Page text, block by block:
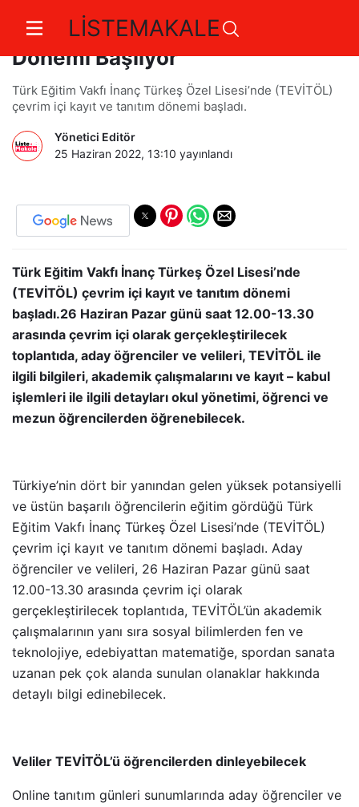
LİSTEMAKALE
TEVİTÖL’de Çevrim İçi Tanıtım
Dönemi Başlıyor
Türk Eğitim Vakfı İnanç Türkeş Özel Lisesi’nde (TEVİTÖL)
çevrim içi kayıt ve tanıtım dönemi başladı.
Yönetici Editör
25 Haziran 2022, 13:10 yayınlandı
Türk Eğitim Vakfı İnanç Türkeş Özel Lisesi’nde
(TEVİTÖL) çevrim içi kayıt ve tanıtım dönemi
başladı.26 Haziran Pazar günü saat 12.00-13.30
arasında çevrim içi olarak gerçekleştirilecek
toplantıda, aday öğrenciler ve velileri, TEVİTÖL ile
ilgili bilgileri, akademik çalışmalarını ve kayıt – kabul
işlemleri ile ilgili detayları okul yönetimi, öğrenci ve
mezun öğrencilerden öğrenebilecek.
Türkiye’nin dört bir yanından gelen yüksek potansiyelli
ve üstün başarılı öğrencilerin eğitim gördüğü Türk
Eğitim Vakfı İnanç Türkeş Özel Lisesi’nde (TEVİTÖL)
çevrim içi kayıt ve tanıtım dönemi başladı. Aday
öğrenciler ve velileri, 26 Haziran Pazar günü saat
12.00-13.30 arasında çevrim içi olarak
gerçekleştirilecek toplantıda, TEVİTÖL’ün akademik
çalışmalarının yanı sıra sosyal bilimlerden fen ve
teknolojiye, edebiyattan matematiğe, spordan sanata
uzanan pek çok alanda sunulan olanaklar hakkında
detaylı bilgi edinebilecek.
Veliler TEVİTÖL’ü öğrencilerden dinleyebilecek
Online tanıtım günleri sunumlarında aday öğrenciler ve